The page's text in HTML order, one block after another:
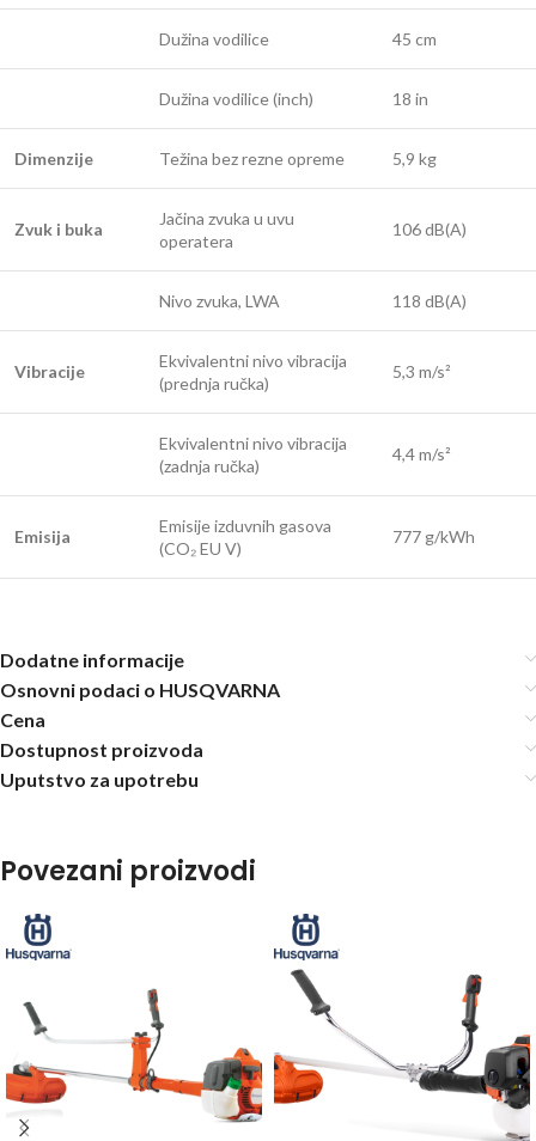
Dužina vodilice 45 cm
Dužina vodilice (inch) 18 in
Dimenzije Težina bez rezne opreme 5,9 kg
Zvuk i buka
Jačina zvuka u uvu
operatera
106 dB(A)
Nivo zvuka, LWA 118 dB(A)
Vibracije
Ekvivalentni nivo vibracija
(prednja ručka)
5,3 m/s²
Ekvivalentni nivo vibracija
(zadnja ručka)
4,4 m/s²
Emisija
Emisije izduvnih gasova
(CO₂ EU V)
777 g/kWh
Dodatne informacije
Osnovni podaci o HUSQVARNA
Cena
Dostupnost proizvoda
Uputstvo za upotrebu
Povezani proizvodi